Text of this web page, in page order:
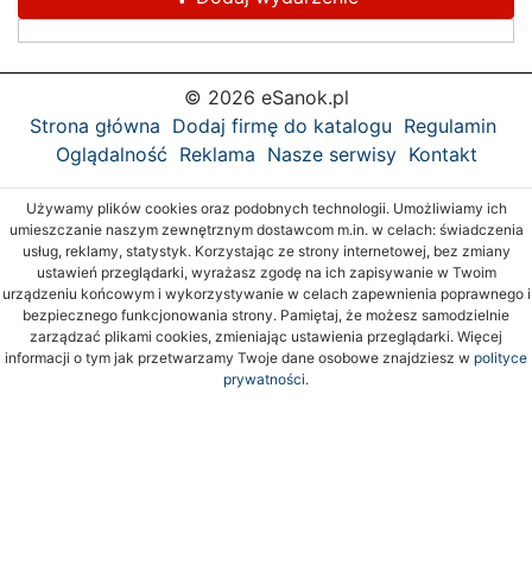
© 2026 eSanok.pl
Strona główna Dodaj firmę do katalogu Regulamin
Oglądalność Reklama Nasze serwisy Kontakt
Używamy plików cookies oraz podobnych technologii. Umożliwiamy ich
umieszczanie naszym zewnętrznym dostawcom m.in. w celach: świadczenia
usług, reklamy, statystyk. Korzystając ze strony internetowej, bez zmiany
ustawień przeglądarki, wyrażasz zgodę na ich zapisywanie w Twoim
urządzeniu końcowym i wykorzystywanie w celach zapewnienia poprawnego i
bezpiecznego funkcjonowania strony. Pamiętaj, że możesz samodzielnie
zarządzać plikami cookies, zmieniając ustawienia przeglądarki. Więcej
informacji o tym jak przetwarzamy Twoje dane osobowe znajdziesz w polityce
prywatności.